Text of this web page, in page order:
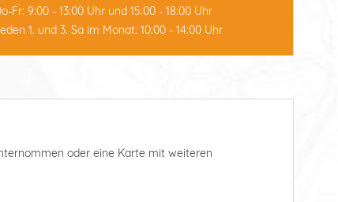
Fr: 9:00 - 13:00 Uhr und 15:00 - 18:00 Uhr
1. und 3. Sa im Monat: 10:00 - 14:00 Uhr
oder eine Karte mit weiteren